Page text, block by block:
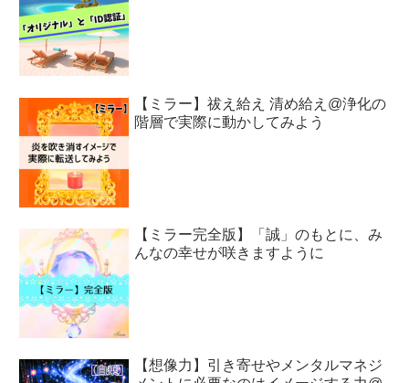
【ミラー】祓え給え 清め給え@浄化の
階層で実際に動かしてみよう
【ミラー完全版】「誠」のもとに、み
んなの幸せが咲きますように
【想像力】引き寄せやメンタルマネジ